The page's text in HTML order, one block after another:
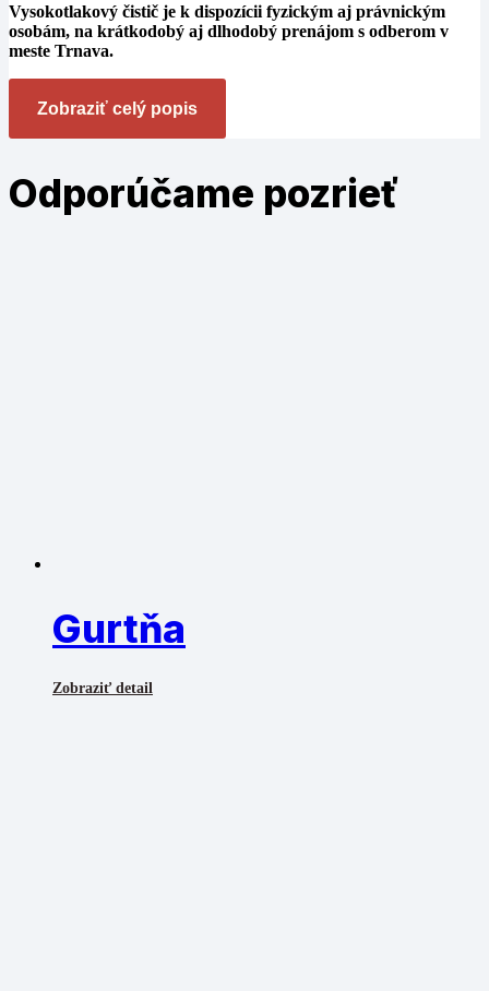
Vysokotlakový čistič je k dispozícii fyzickým aj právnickým
osobám, na krátkodobý aj dlhodobý prenájom s odberom v
meste Trnava.
Zobraziť celý popis
Odporúčame pozrieť
Gurtňa
Zobraziť detail